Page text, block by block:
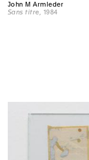
John M Armleder
Sans titre , 1984